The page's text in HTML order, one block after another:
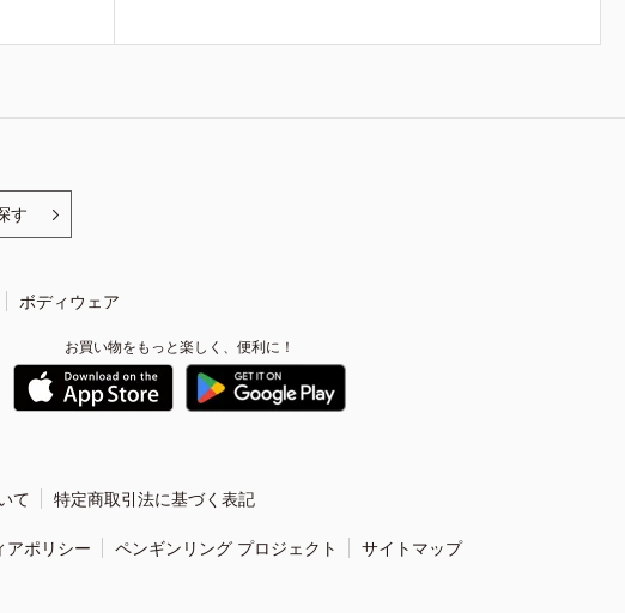
す
ボディウェア
お買い物をもっと楽しく、便利に！
て 特定商取引法に基づく表記
アポリシー ペンギンリング プロジェクト サイトマップ